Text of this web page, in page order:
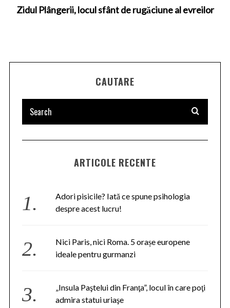
Zidul Plângerii, locul sfânt de rugăciune al evreilor
CAUTARE
ARTICOLE RECENTE
Adori pisicile? Iată ce spune psihologia
despre acest lucru!
Nici Paris, nici Roma. 5 orașe europene
ideale pentru gurmanzi
„Insula Paştelui din Franţa”, locul în care poţi
admira statui uriaşe